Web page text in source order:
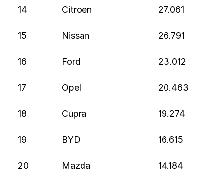
14 Citroen 27.061
15 Nissan 26.791
16 Ford 23.012
17 Opel 20.463
18 Cupra 19.274
19 BYD 16.615
20 Mazda 14.184